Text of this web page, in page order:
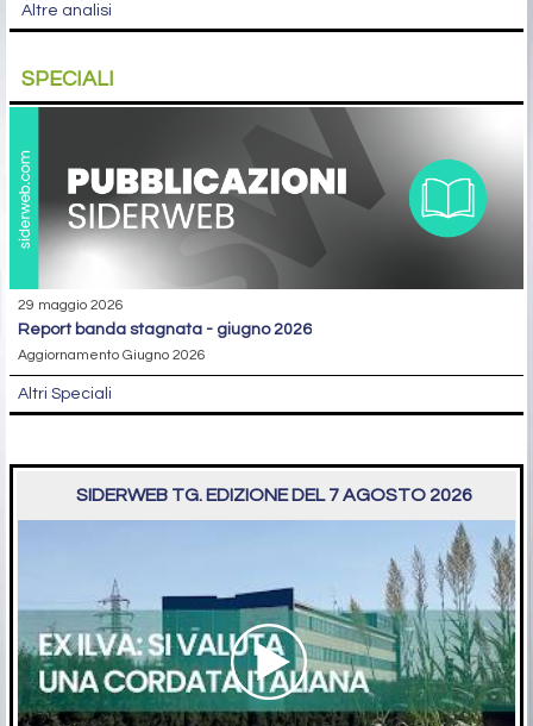
Altre analisi
SPECIALI
29 maggio 2026
report banda stagnata - giugno 2026
Aggiornamento Giugno 2026
Altri Speciali
SIDERWEB TG. EDIZIONE DEL 7 AGOSTO 2026